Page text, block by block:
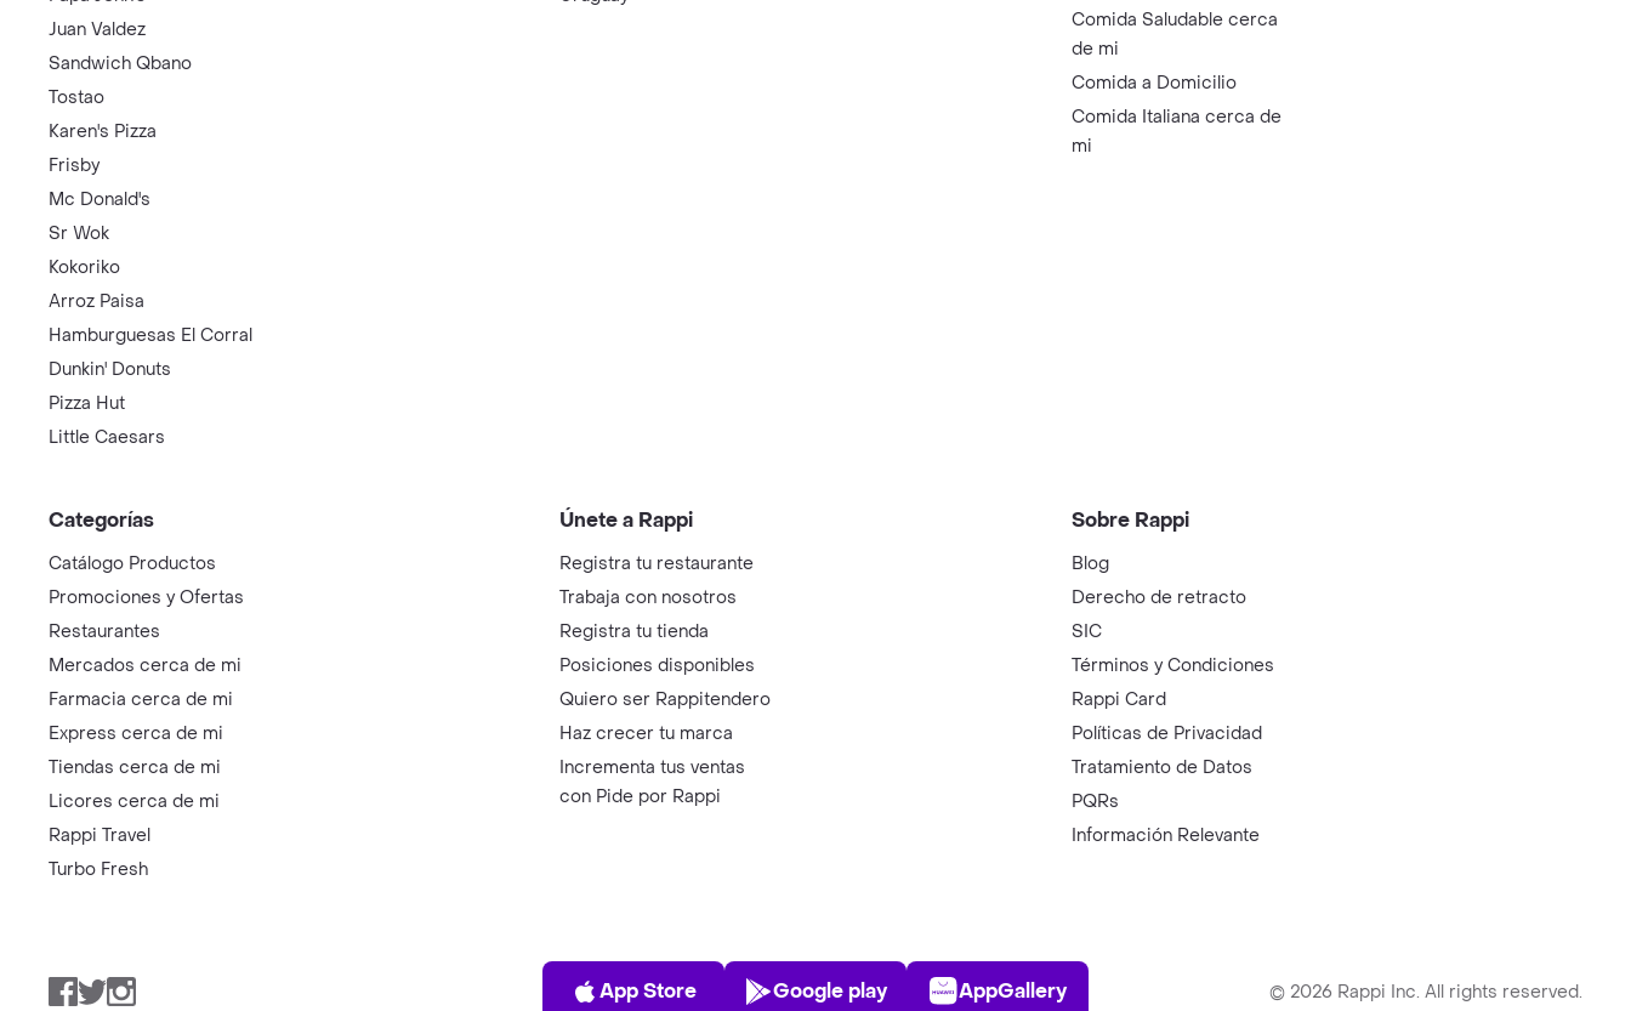
Juan Valdez
Sandwich Qbano
Tostao
Karen's Pizza
Frisby
Mc Donald's
Sr Wok
Kokoriko
Arroz Paisa
Hamburguesas El Corral
Dunkin' Donuts
Pizza Hut
Little Caesars
Comida Saludable cerca
de mi
Comida a Domicilio
Comida Italiana cerca de
mi
Categorías
Catálogo Productos
Promociones y Ofertas
Restaurantes
Mercados cerca de mi
Farmacia cerca de mi
Express cerca de mi
Tiendas cerca de mi
Licores cerca de mi
Rappi Travel
Turbo Fresh
Únete a Rappi
Registra tu restaurante
Trabaja con nosotros
Registra tu tienda
Posiciones disponibles
Quiero ser Rappitendero
Haz crecer tu marca
Incrementa tus ventas
con Pide por Rappi
Sobre Rappi
Blog
Derecho de retracto
SIC
Términos y Condiciones
Rappi Card
Políticas de Privacidad
Tratamiento de Datos
PQRs
Información Relevante
Facebook
TwitterInstagram
App Store
App Store
Play Store
Google play
AppGallery
AppGallery © 2026 Rappi Inc. All rights reserved.